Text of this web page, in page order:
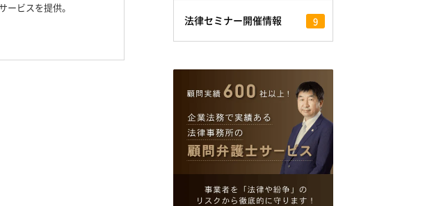
ビスを提供。
法律セミナー開催情報 9